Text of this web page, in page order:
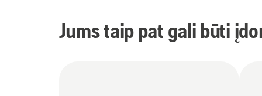
Jums taip pat gali būti